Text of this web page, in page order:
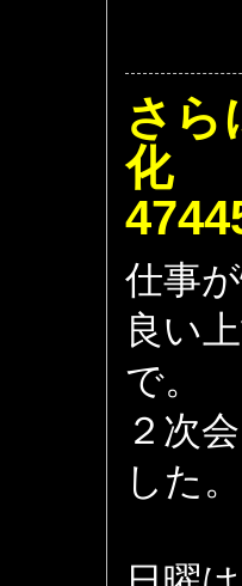
さら
仕事
良い
で。
２次
した。